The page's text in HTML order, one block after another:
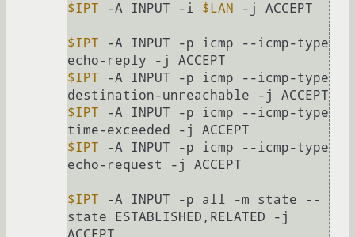
$IPT -A INPUT -i $LAN -j ACCEPT
$IPT -A INPUT -p icmp --icmp-type
$IPT -A INPUT -p icmp --icmp-type
$IPT -A INPUT -p icmp --icmp-type
$IPT -A INPUT -p icmp --icmp-type
echo-request -j ACCEPT
$IPT -A INPUT -p all -m state --
state ESTABLISHED,RELATED -j